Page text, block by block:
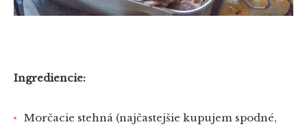
Ingrediencie:
Morčacie stehná (najčastejšie kupujem spodné,